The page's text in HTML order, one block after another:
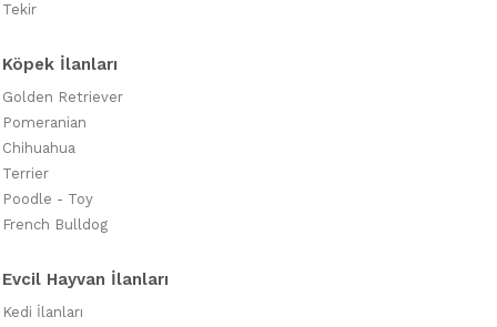
Tekir
Köpek İlanları
Golden Retriever
Pomeranian
Chihuahua
Terrier
Poodle - Toy
French Bulldog
Evcil Hayvan İlanları
Kedi İlanları